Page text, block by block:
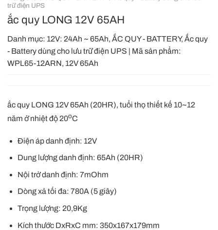
trữ điện UPS
ắc quy LONG 12V 65AH
Danh mục: 12V: 24Ah ~ 65Ah, ẮC QUY - BATTERY, Ắc quy
- Battery dùng cho lưu trữ điện UPS | Mã sản phẩm:
WPL65-12ARN, 12V 65Ah
ắc quy LONG 12V 65Ah (20HR), tuổi thọ thiết kế 10~12
năm ở nhiệt độ 20oC
Điện áp danh định: 12V
Dung lượng danh định: 65Ah (20HR)
Nội trở danh định: 7mOhm
Dòng xả tối đa: 780A (5 giây)
Trọng lượng: 20,9Kg
Kích thước DxRxC mm: 350x167x179mm